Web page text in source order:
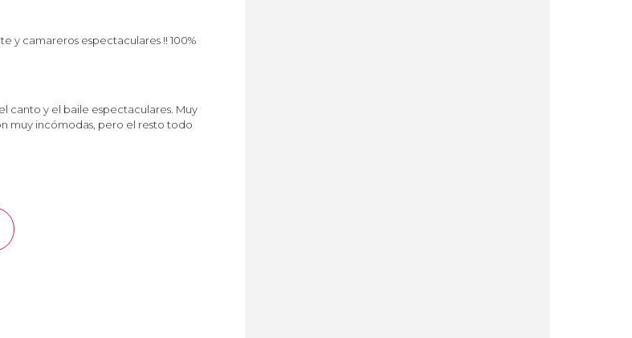
y camareros espectaculares !! 100%
canto y el baile espectaculares. Muy
muy incómodas, pero el resto todo